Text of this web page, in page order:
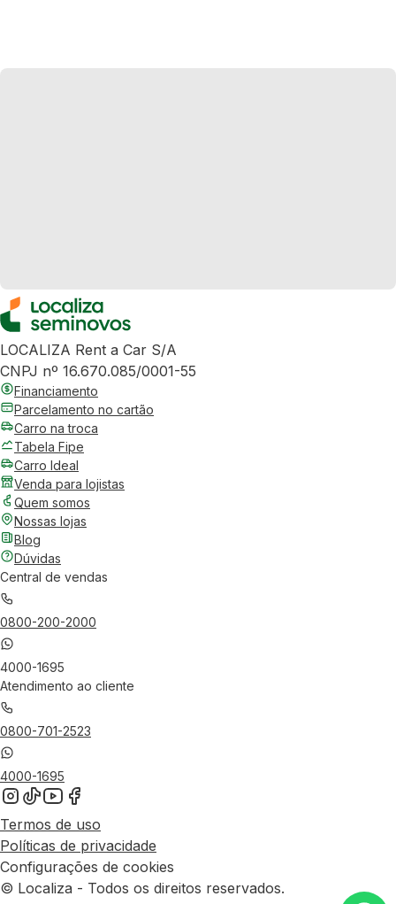
LOCALIZA Rent a Car S/A
CNPJ nº 16.670.085/0001-55
Financiamento
Parcelamento no cartão
Carro na troca
Tabela Fipe
Carro Ideal
Venda para lojistas
Quem somos
Nossas lojas
Blog
Dúvidas
Central de vendas
0800-200-2000
4000-1695
Atendimento ao cliente
0800-701-2523
4000-1695
Termos de uso
Políticas de privacidade
Configurações de cookies
© Localiza - Todos os direitos reservados.